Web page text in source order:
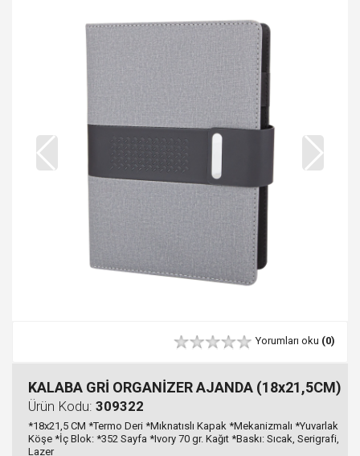
Yorumları oku (0)
KALABA GRİ ORGANİZER AJANDA (18x21,5CM)
Ürün Kodu: 309322
*18x21,5 CM *Termo Deri *Mıknatıslı Kapak *Mekanizmalı *Yuvarlak
Köşe *İç Blok: *352 Sayfa *Ivory 70 gr. Kağıt *Baskı: Sıcak, Serigrafi,
Lazer